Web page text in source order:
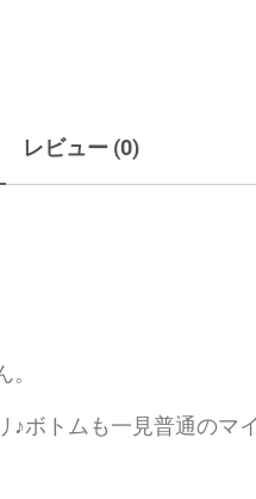
レビュー (0)
ボトムも一見普通のマ